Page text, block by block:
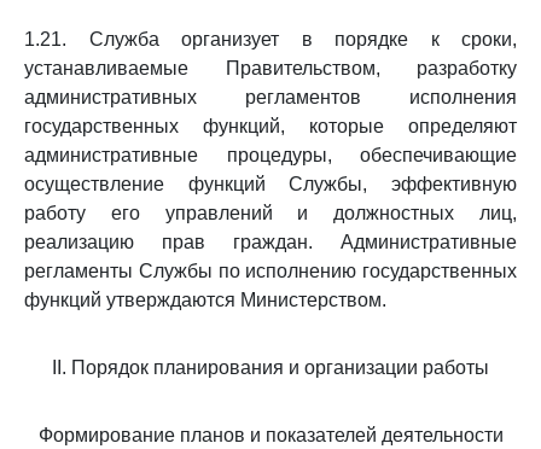
1.21. Служба организует в порядке к сроки,
устанавливаемые Правительством, разработку
административных регламентов исполнения
государственных функций, которые определяют
административные процедуры, обеспечивающие
осуществление функций Службы, эффективную
работу его управлений и должностных лиц,
реализацию прав граждан. Административные
регламенты Службы по исполнению государственных
функций утверждаются Министерством.
II. Порядок планирования и организации работы
Формирование планов и показателей деятельности